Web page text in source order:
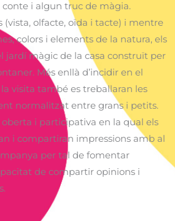
conte i algun truc de màgia.
(vista, olfacte, oïda i tacte) i mentre
colors i elements de la natura, els
jardí màgic de la casa construït per
Més enllà d’incidir en el
visita també es treballaran les
normalitzat entre grans i petits.
oberta i participativa en la qual els
i compartiran impressions amb al
per tal de fomentar
de compartir opinions i